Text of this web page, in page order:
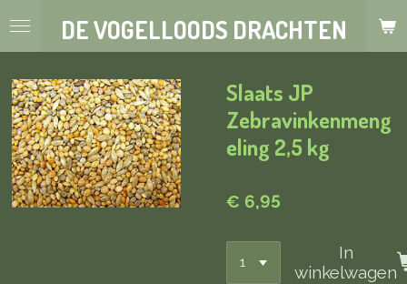
Ga
de
hoofdinhoud
DE VOGELLOODS DRACHTEN
Slaats JP
Zebravinkenmeng
eling 2,5 kg
€ 6,95
In
winkelwagen